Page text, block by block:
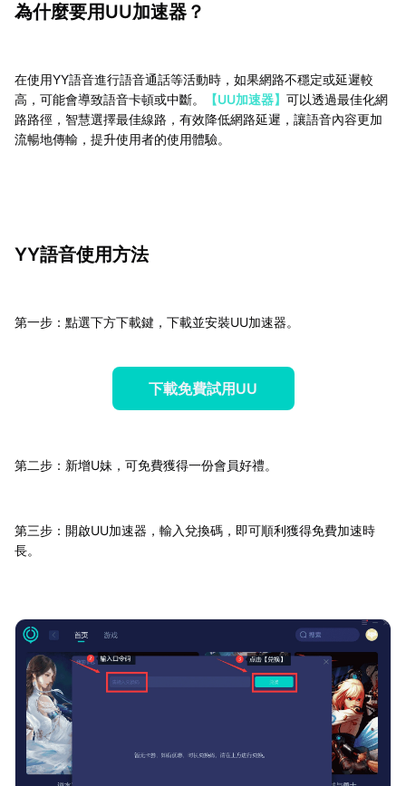
為什麼要用UU加速器？
在使用YY語音進行語音通話等活動時，如果網路不穩定或延遲較
高，可能會導致語音卡頓或中斷。
【UU加速器】 可以透過最佳化網
路路徑，智慧選擇最佳線路，有效降低網路延遲，讓語音內容更加
流暢地傳輸，提升使用者的使用體驗。
YY語音使用方法
第一步：點選下方下載鍵，下載並安裝UU加速器。
下載免費試用UU
第二步：新增U妹，可免費獲得一份會員好禮。
第三步：開啟UU加速器，輸入兌換碼，即可順利獲得免費加速時
長。